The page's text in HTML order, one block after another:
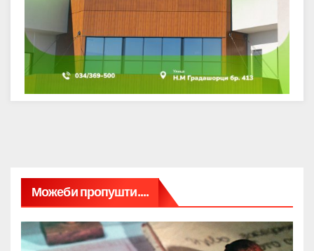
Можеби пропушти....